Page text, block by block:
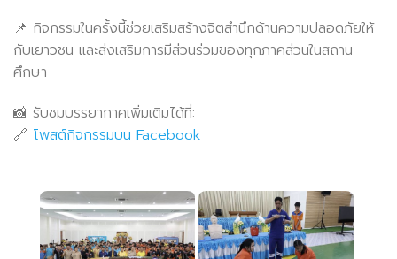
📌 กิจกรรมในครั้งนี้ช่วยเสริมสร้างจิตสำนึกด้านความปลอดภัยให้
กับเยาวชน และส่งเสริมการมีส่วนร่วมของทุกภาคส่วนในสถาน
ศึกษา
📸 รับชมบรรยากาศเพิ่มเติมได้ที่:
🔗 โพสต์กิจกรรมบน Facebook